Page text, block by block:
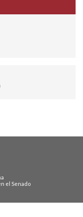
el Senado